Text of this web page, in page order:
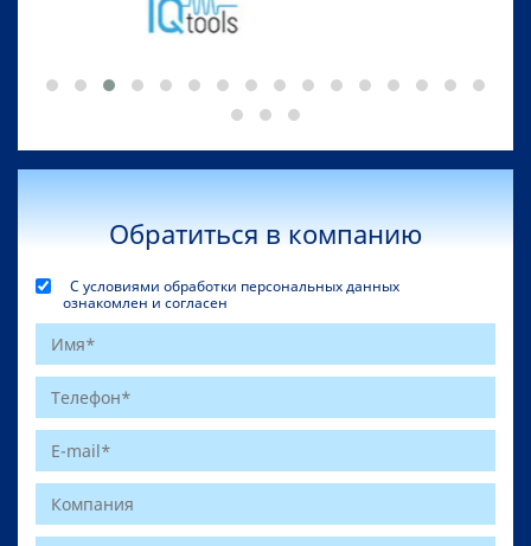
Обратиться в компанию
С условиями обработки персональных данных
ознакомлен и согласен